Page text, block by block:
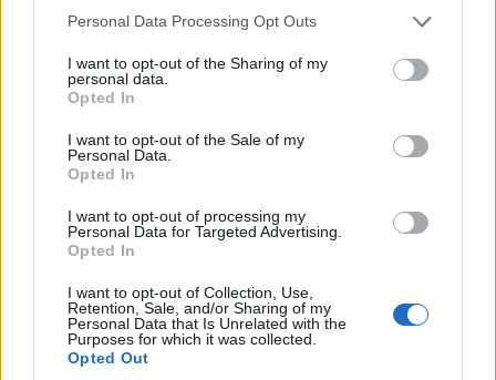
Please note that this website/app uses one or more Google
not limited to your visit or usage behaviour. You may click to
grant or deny consent to Google and its third-party tags to
use your data for below specified purposes in below Google
consent section.
Personal Data Processing Opt Outs
I want to opt-out of the Sharing of my
personal data.
Opted In
I want to opt-out of the Sale of my
Personal Data.
Opted In
I want to opt-out of processing my
Personal Data for Targeted Advertising.
Opted In
I want to opt-out of Collection, Use,
Retention, Sale, and/or Sharing of my
Personal Data that Is Unrelated with the
Purposes for which it was collected.
Opted Out
ΟΙΚΟΝΟΜΙΑ
Γιατί τον χειμώνα θα ακριβύνει πολύ το φυσικό
αέριο και το ρεύμα
5/08/2026 - 10:57πμ